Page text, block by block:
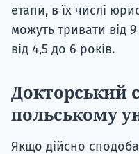
етапи, в їх числі
можуть тривати від
від 4,5 до 6 років.
Докторський
польському
Якщо дійсно